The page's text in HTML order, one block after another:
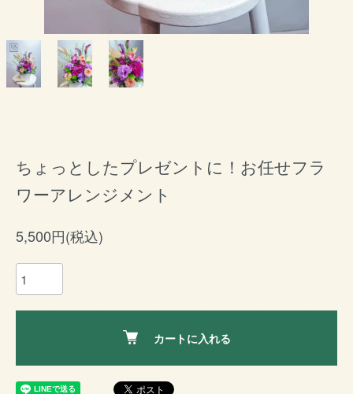
ちょっとしたプレゼントに！お任せフラ
ワーアレンジメント
5,500円(税込)
カートに入れる